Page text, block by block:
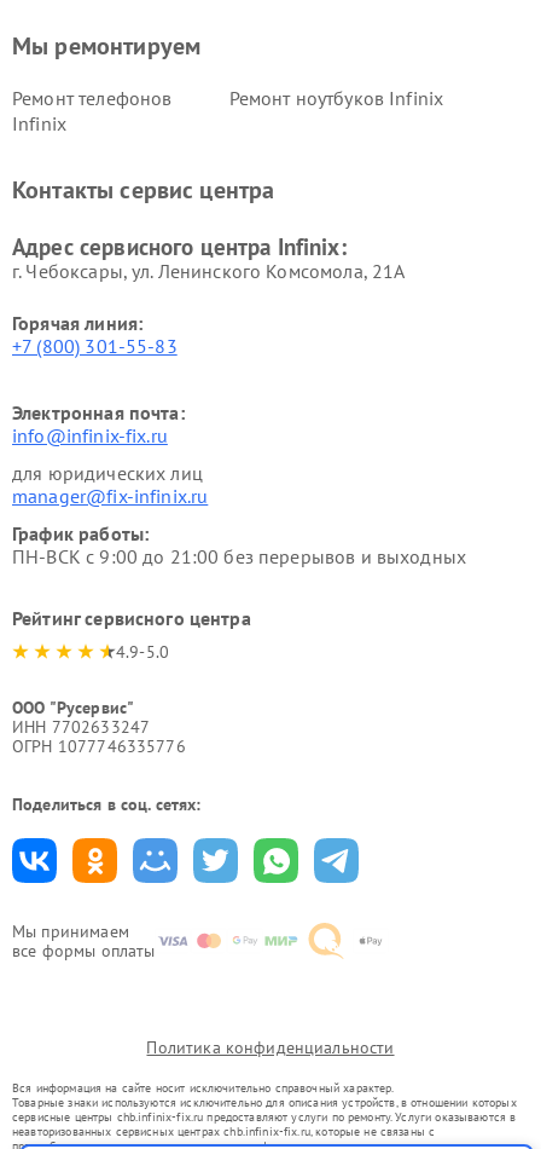
Мы принимаем
все формы оплаты
Мы ремонтируем
Ремонт телефонов
Infinix
Ремонт ноутбуков Infinix
Контакты сервис центра
Адрес сервисного центра Infinix:
г. Чебоксары, ул. Ленинского Комсомола, 21А
Горячая линия:
+7 (800) 301-55-83
Электронная почта:
info@infinix-fix.ru
для юридических лиц
manager@fix-infinix.ru
График работы:
ПН-ВСК с 9:00 до 21:00 без перерывов и выходных
Рейтинг сервисного центра
4.9-5.0
ООО "Русервис"
ИНН 7702633247
ОГРН 1077746335776
Поделиться в соц. сетях:
Политика конфиденциальности
Вся информация на сайте носит исключительно справочный характер.
Товарные знаки используются исключительно для описания устройств, в отношении которых
сервисные центры chb.infinix-fix.ru предоставляют услуги по ремонту. Услуги оказываются в
неавторизованных сервисных центрах chb.infinix-fix.ru, которые не связаны с